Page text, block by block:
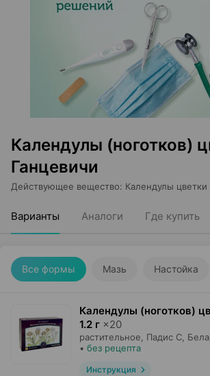
Календулы (ноготков)
Ганцевичи
Действующее вещество: Календулы цветки
Варианты Аналоги Где купить
Все формы Мазь Настойка
Календулы (ноготков)
1.2 г ×20
растительное, Падис С ,
• без рецепта
Инструкция